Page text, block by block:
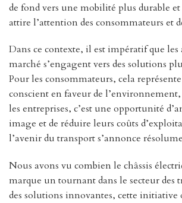
de fond vers une mobilité plus durable
attire l’attention des consommateurs et
Dans ce contexte, il est impératif que les
marché s’engagent vers des solutions
Pour les consommateurs, cela
conscient en faveur de
les entreprises, c’est une opportunité
image et de réduire leurs coûts
l’avenir du transport s’annonce
Nous avons vu combien le châssis
marque un tournant dans le secteur des
des solutions innovantes, cette initiative